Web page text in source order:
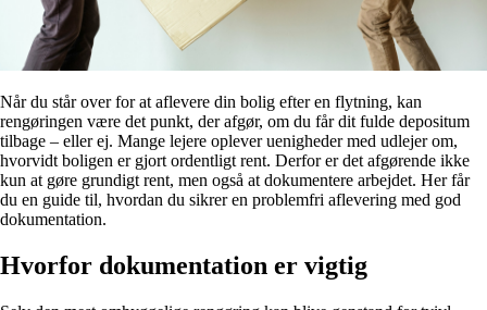
Når du står over for at aflevere din bolig efter en flytning, kan
rengøringen være det punkt, der afgør, om du får dit fulde depositum
tilbage – eller ej. Mange lejere oplever uenigheder med udlejer om,
hvorvidt boligen er gjort ordentligt rent. Derfor er det afgørende ikke
kun at gøre grundigt rent, men også at dokumentere arbejdet. Her får
du en guide til, hvordan du sikrer en problemfri aflevering med god
dokumentation.
Hvorfor dokumentation er vigtig